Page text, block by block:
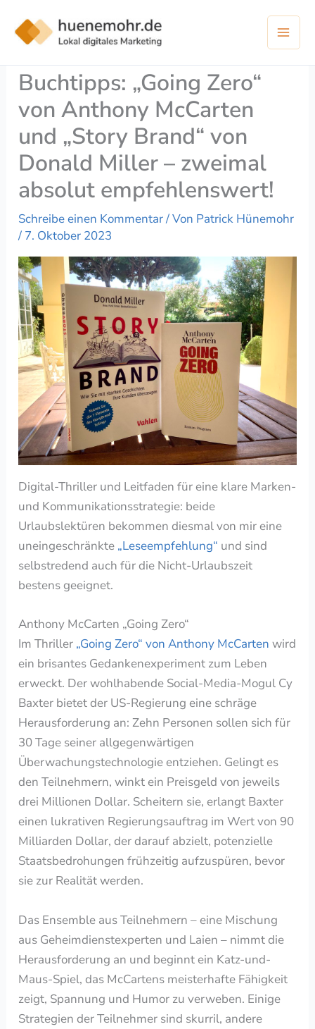
Inhalt
springen
Buchtipps: „Going Zero“
von Anthony McCarten
und „Story Brand“ von
Donald Miller – zweimal
absolut empfehlenswert!
Schreibe einen Kommentar/ Von Patrick Hünemohr
/ 7. Oktober 2023
Digital-Thriller und Leitfaden für eine klare Marken-
und Kommunikationsstrategie: beide
Urlaubslektüren bekommen diesmal von mir eine
uneingeschränkte „Leseempfehlung“ und sind
selbstredend auch für die Nicht-Urlaubszeit
bestens geeignet.
Anthony McCarten „Going Zero“
Im Thriller „Going Zero“ von Anthony McCarten wird
ein brisantes Gedankenexperiment zum Leben
erweckt. Der wohlhabende Social-Media-Mogul Cy
Baxter bietet der US-Regierung eine schräge
Herausforderung an: Zehn Personen sollen sich für
30 Tage seiner allgegenwärtigen
Überwachungstechnologie entziehen. Gelingt es
den Teilnehmern, winkt ein Preisgeld von jeweils
drei Millionen Dollar. Scheitern sie, erlangt Baxter
einen lukrativen Regierungsauftrag im Wert von 90
Milliarden Dollar, der darauf abzielt, potenzielle
Staatsbedrohungen frühzeitig aufzuspüren, bevor
sie zur Realität werden.
Das Ensemble aus Teilnehmern – eine Mischung
aus Geheimdienstexperten und Laien – nimmt die
Herausforderung an und beginnt ein Katz-und-
Maus-Spiel, das McCartens meisterhafte Fähigkeit
zeigt, Spannung und Humor zu verweben. Einige
Strategien der Teilnehmer sind skurril, andere